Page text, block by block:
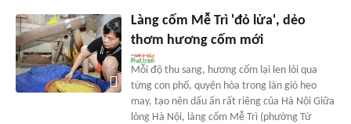
Làng cốm Mễ Trì 'đỏ lửa', dẻo
thơm hương cốm mới
Mỗi độ thu sang, hương cốm lại len lỏi qua
từng con phố, quyện hòa trong làn gió heo
may, tạo nên dấu ấn rất riêng của Hà Nội Giữa
lòng Hà Nội, làng cốm Mễ Trì (phường Từ